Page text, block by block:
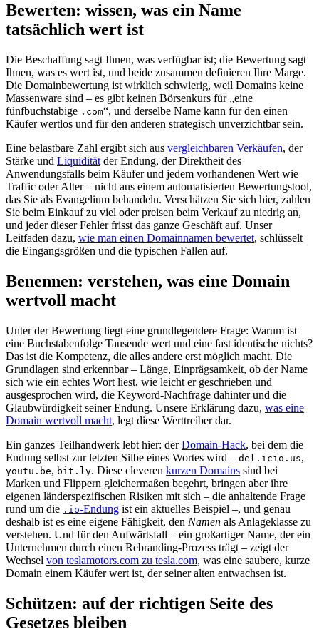
Bewerten: wissen, was ein Name
tatsächlich wert ist
Die Beschaffung sagt Ihnen, was verfügbar ist; die Bewertung sagt
Ihnen, was es wert ist, und beide zusammen definieren Ihre Marge.
Die Domainbewertung ist wirklich schwierig, weil Domains keine
Massenware sind – es gibt keinen Börsenkurs für „eine
fünfbuchstabige .com“, und derselbe Name kann für den einen
Käufer wertlos und für den anderen strategisch unverzichtbar sein.
Eine belastbare Zahl ergibt sich aus vergleichbaren Verkäufen, der
Stärke und Liquidität der Endung, der Direktheit des
Anwendungsfalls beim Käufer und jedem vorhandenen Wert wie
Traffic oder Alter – nicht aus einem automatisierten Bewertungstool,
das Sie als Evangelium behandeln. Verschätzen Sie sich hier, zahlen
Sie beim Einkauf zu viel oder preisen beim Verkauf zu niedrig an,
und jeder dieser Fehler frisst das ganze Geschäft auf. Unser
Leitfaden dazu, wie man einen Domainnamen bewertet, schlüsselt
die Eingangsgrößen und die typischen Fallen auf.
Benennen: verstehen, was eine Domain
wertvoll macht
Unter der Bewertung liegt eine grundlegendere Frage: Warum ist
eine Buchstabenfolge Tausende wert und eine fast identische nichts?
Das ist die Kompetenz, die alles andere erst möglich macht. Die
Grundlagen sind erkennbar – Länge, Einprägsamkeit, ob der Name
sich wie ein echtes Wort liest, wie leicht er geschrieben und
ausgesprochen wird, die Keyword-Nachfrage dahinter und die
Glaubwürdigkeit seiner Endung. Unsere Erklärung dazu, was eine
Domain wertvoll macht, legt diese Werttreiber dar.
Ein ganzes Teilhandwerk lebt hier: derDomain-Hack, bei dem die
Endung selbst zur letzten Silbe eines Wortes wird – del.icio.us,
youtu.be, bit.ly. Diese cleveren kurzen Domains sind bei
Marken und Flippern gleichermaßen begehrt, bringen aber ihre
eigenen länderspezifischen Risiken mit sich – die anhaltende Frage
rund um die .io-Endung ist ein aktuelles Beispiel –, und genau
deshalb ist es eine eigene Fähigkeit, den Namen als Anlageklasse zu
verstehen. Und für den Aufwärtsfall – ein großartiger Name, der ein
Unternehmen durch einen Rebranding-Prozess trägt – zeigt der
Wechsel von teslamotors.com zu tesla.com, was eine saubere, kurze
Domain einem Käufer wert ist, der seiner alten entwachsen ist.
Schützen: auf der richtigen Seite des
Gesetzes bleiben